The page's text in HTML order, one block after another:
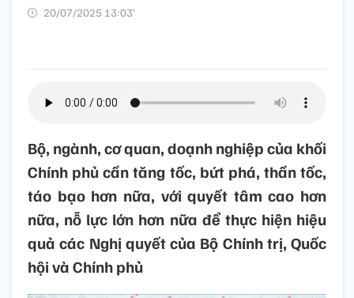
20/07/2025 13:03’
Bộ, ngành, cơ quan, doạnh nghiệp của khối
Chính phủ cần tăng tốc, bứt phá, thần tốc,
táo bạo hơn nữa, với quyết tâm cao hơn
nữa, nỗ lực lớn hơn nữa để thực hiện hiệu
quả các Nghị quyết của Bộ Chính trị, Quốc
hội và Chính phủ